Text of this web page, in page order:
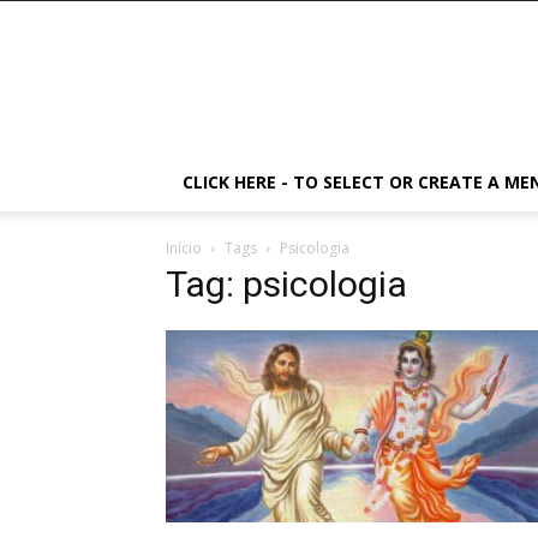
CLICK HERE - TO SELECT OR CREATE A
Início Tags Psicologia
Tag: psicologia